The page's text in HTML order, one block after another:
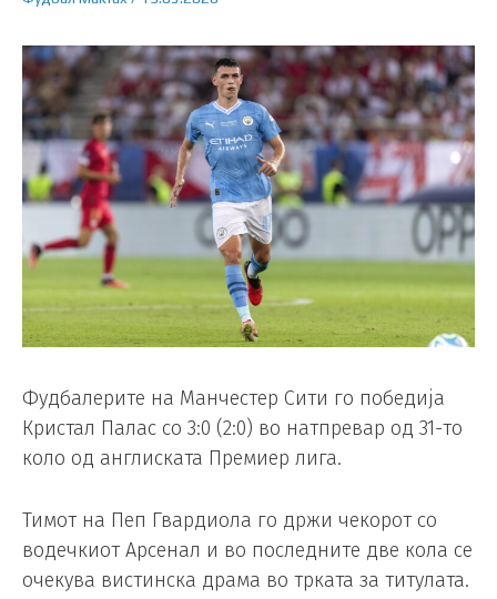
Фудбалерите на Манчестер Сити го победија
Кристал Палас со 3:0 (2:0) во натпревар од 31-то
коло од англиската Премиер лига.
Тимот на Пеп Гвардиола го држи чекорот со
водечкиот Арсенал и во последните две кола се
очекува вистинска драма во трката за титулата.